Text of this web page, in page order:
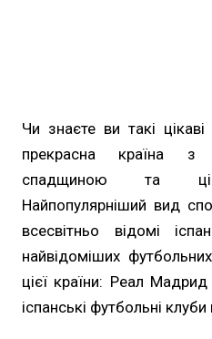
Чи знаєте ви такі
прекрасна країна з
спадщиною та
Найпопулярніший вид
всесвітньо відомі
найвідоміших
цієї країни: Реал
іспанські футбольні